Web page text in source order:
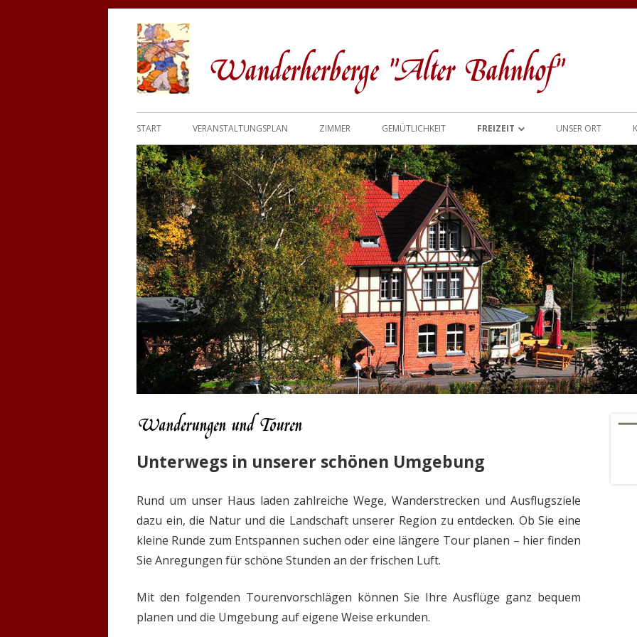
Wanderherberge "Alter Bahnhof"
START VERANSTALTUNGSPLAN ZIMMER GEMÜTLICHKEIT FREIZEIT
WANDERUNGEN UND TOUREN
UNSER ORT
Wanderungen und Touren
Unterwegs in unserer schönen Umgebung
Rund um unser Haus laden zahlreiche Wege, Wanderstrecken und Ausflugsziele
dazu ein, die Natur und die Landschaft unserer Region zu entdecken. Ob Sie eine
kleine Runde zum Entspannen suchen oder eine längere Tour planen – hier finden
Sie Anregungen für schöne Stunden an der frischen Luft.
Mit den folgenden Tourenvorschlägen können Sie Ihre Ausflüge ganz bequem
planen und die Umgebung auf eigene Weise erkunden.